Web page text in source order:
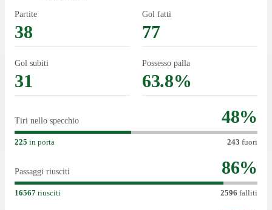
Partite
38
Gol fatti
77
Gol subiti
31
Possesso palla
63.8%
Tiri nello specchio 48%
225 in porta 243 fuori
Passaggi riusciti 86%
16567 riusciti 2596 falliti